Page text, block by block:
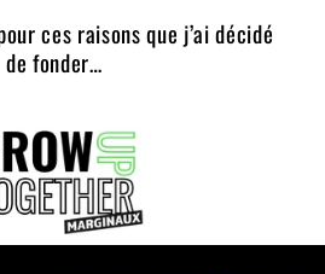
ces raisons que j’ai décidé
de fonder…